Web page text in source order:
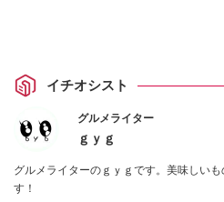
イチオシスト
グルメライター
ｇｙｇ
グルメライターのｇｙｇです。美味しい
す！